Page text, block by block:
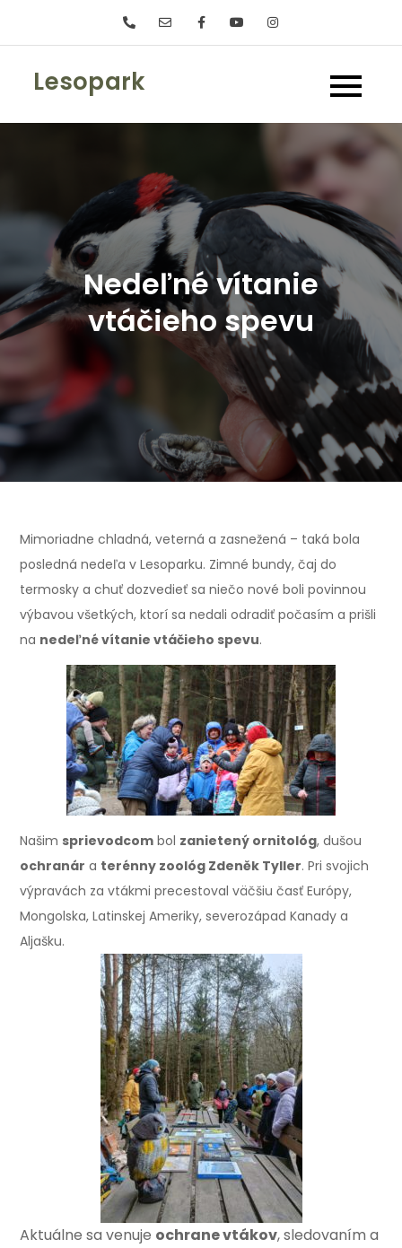
Lesopark
Nedeľné vítanie
vtáčieho spevu
Mimoriadne chladná, veterná a zasnežená – taká bola
posledná nedeľa v Lesoparku. Zimné bundy, čaj do
termosky a chuť dozvedieť sa niečo nové boli povinnou
výbavou všetkých, ktorí sa nedali odradiť počasím a prišli
na nedeľné vítanie vtáčieho spevu.
Našim sprievodcom bol zanietený ornitológ, dušou
ochranár a terénny zoológ Zdeněk Tyller. Pri svojich
výpravách za vtákmi precestoval väčšiu časť Európy,
Mongolska, Latinskej Ameriky, severozápad Kanady a
Aljašku.
Aktuálne sa venuje ochrane vtákov, sledovaním a